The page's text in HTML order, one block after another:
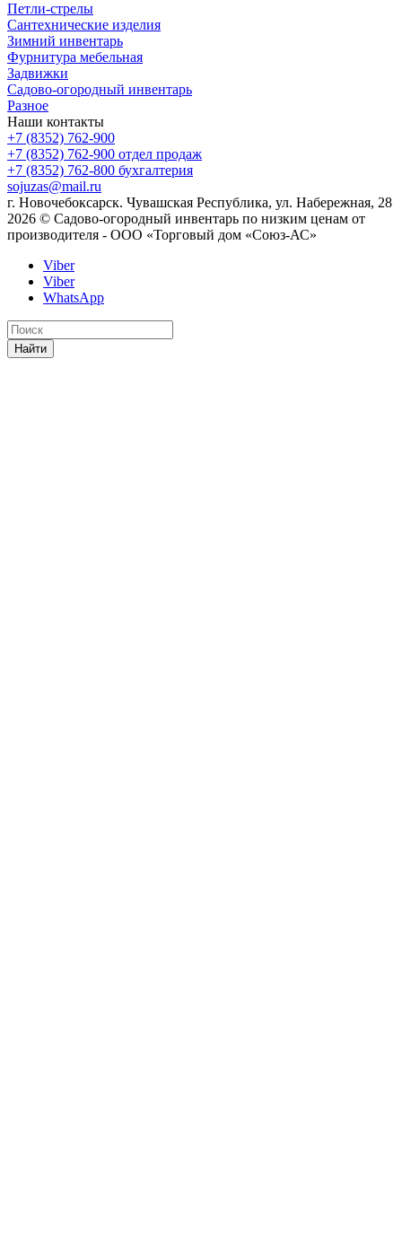
Петли-стрелы
Сантехнические изделия
Зимний инвентарь
Фурнитура мебельная
Задвижки
Садово-огородный инвентарь
Разное
Наши контакты
+7 (8352) 762-900
+7 (8352) 762-900 отдел продаж
+7 (8352) 762-800 бухгалтерия
sojuzas@mail.ru
г. Новочебоксарск. Чувашская Республика, ул. Набережная, 28
2026 © Садово-огородный инвентарь по низким ценам от
производителя - ООО «Торговый дом «Союз-АС»
Viber
Viber
WhatsApp
Найти